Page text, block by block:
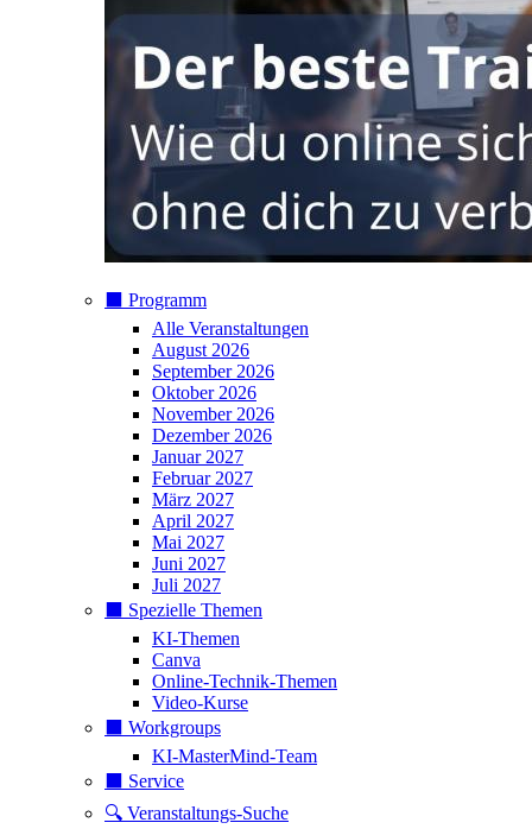
⬛️ Programm
Alle Veranstaltungen
August 2026
September 2026
Oktober 2026
November 2026
Dezember 2026
Januar 2027
Februar 2027
März 2027
April 2027
Mai 2027
Juni 2027
Juli 2027
⬛️ Spezielle Themen
KI-Themen
Canva
Online-Technik-Themen
Video-Kurse
⬛️ Workgroups
KI-MasterMind-Team
⬛️ Service
🔍 Veranstaltungs-Suche